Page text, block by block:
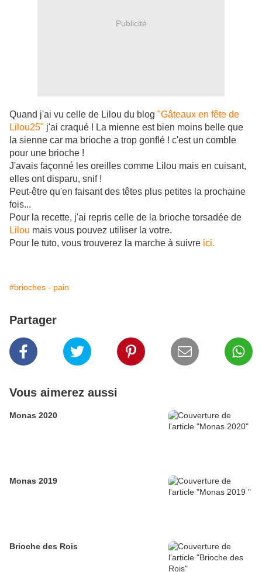
Publicité
Quand j'ai vu celle de Lilou du blog "Gâteaux en fête de
Lilou25" j'ai craqué ! La mienne est bien moins belle que
la sienne car ma brioche a trop gonflé ! c'est un comble
pour une brioche !
J'avais façonné les oreilles comme Lilou mais en cuisant,
elles ont disparu, snif !
Peut-être qu'en faisant des têtes plus petites la prochaine
fois...
Pour la recette, j'ai repris celle de la brioche torsadée de
Lilou mais vous pouvez utiliser la votre.
Pour le tuto, vous trouverez la marche à suivre ici.
#brioches - pain
Partager
Vous aimerez aussi
Monas 2020
Monas 2019
Brioche des Rois